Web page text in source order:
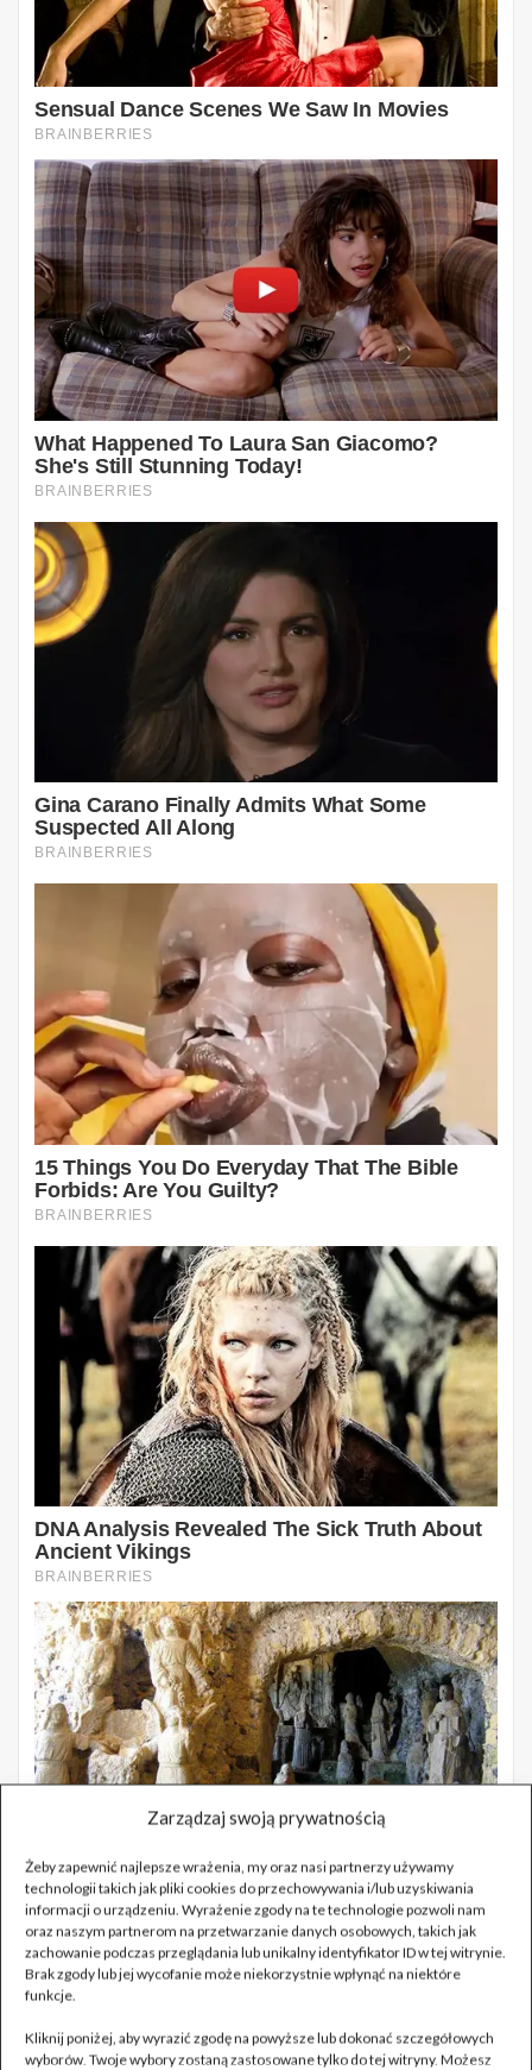
Zarządzaj swoją prywatnością
Żeby zapewnić najlepsze wrażenia, my oraz nasi partnerzy używamy
technologii takich jak pliki cookies do przechowywania i/lub uzyskiwania
informacji o urządzeniu. Wyrażenie zgody na te technologie pozwoli nam
oraz naszym partnerom na przetwarzanie danych osobowych, takich jak
zachowanie podczas przeglądania lub unikalny identyfikator ID w tej witrynie.
Brak zgody lub jej wycofanie może niekorzystnie wpłynąć na niektóre
funkcje.
Kliknij poniżej, aby wyrazić zgodę na powyższe lub dokonać szczegółowych
wyborów. Twoje wybory zostaną zastosowane tylko do tej witryny. Możesz